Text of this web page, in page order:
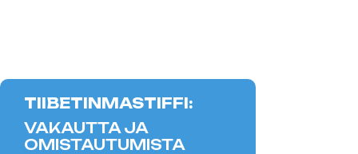
TIIBETINMASTIFFI:
VAKAUTTA JA
OMISTAUTUMISTA